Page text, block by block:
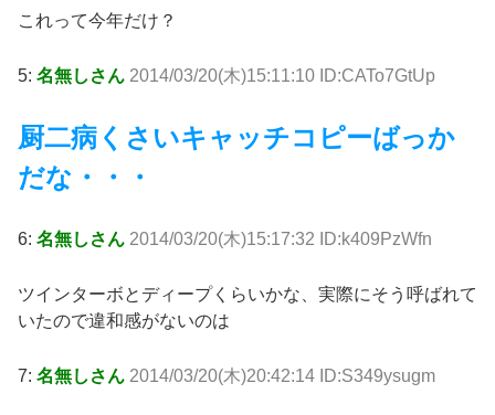
これって今年だけ？
5: 名無しさん 2014/03/20(木)15:11:10 ID:CATo7GtUp
厨二病くさいキャッチコピーばっか
だな・・・
6: 名無しさん 2014/03/20(木)15:17:32 ID:k409PzWfn
ツインターボとディープくらいかな、実際にそう呼ばれて
いたので違和感がないのは
7: 名無しさん 2014/03/20(木)20:42:14 ID:S349ysugm